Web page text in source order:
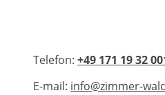
Telefon: +49 171 19 32
E-mail: info@zimmer-